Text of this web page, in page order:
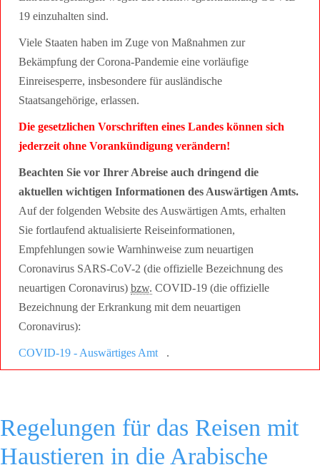
19 einzuhalten sind.
Viele Staaten haben im Zuge von Maßnahmen zur
Bekämpfung der Corona-Pandemie eine vorläufige
Einreisesperre, insbesondere für ausländische
Staatsangehörige, erlassen.
Die gesetzlichen Vorschriften eines Landes können sich
jederzeit ohne Vorankündigung verändern!
Beachten Sie vor Ihrer Abreise auch dringend die
aktuellen wichtigen Informationen des Auswärtigen Amts.
Auf der folgenden Website des Auswärtigen Amts, erhalten
Sie fortlaufend aktualisierte Reiseinformationen,
Empfehlungen sowie Warnhinweise zum neuartigen
Coronavirus SARS-CoV-2 (die offizielle Bezeichnung des
neuartigen Coronavirus) bzw. COVID-19 (die offizielle
Bezeichnung der Erkrankung mit dem neuartigen
Coronavirus):
COVID-19 - Auswärtiges Amt .
Regelungen für das Reisen mit
Haustieren in die Arabische